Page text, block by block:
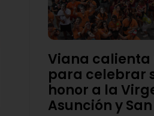
Viana calienta
para celebrar
honor a la
Asunción y